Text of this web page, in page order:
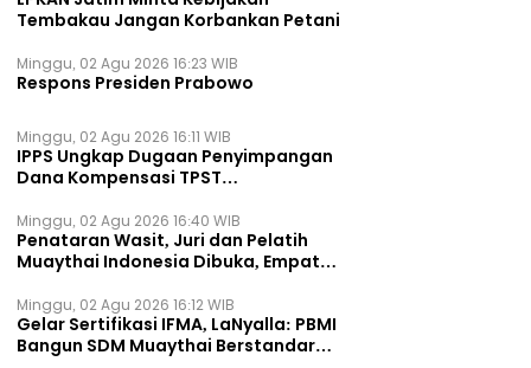
Tembakau Jangan Korbankan Petani
Minggu, 02 Agu 2026 16:23 WIB
Respons Presiden Prabowo
Minggu, 02 Agu 2026 16:11 WIB
IPPS Ungkap Dugaan Penyimpangan
Dana Kompensasi TPST
Minggu, 02 Agu 2026 16:40 WIB
Penataran Wasit, Juri dan Pelatih
Muaythai Indonesia Dibuka, Empat
Minggu, 02 Agu 2026 16:12 WIB
Gelar Sertifikasi IFMA, LaNyalla: PBMI
Bangun SDM Muaythai Berstandar